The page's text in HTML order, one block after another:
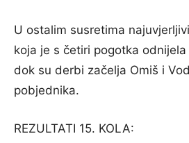
U ostalim susretima
koja je s četiri pogotka
dok su derbi začelja Omiš i
pobjednika.
REZULTATI 15. KOLA: